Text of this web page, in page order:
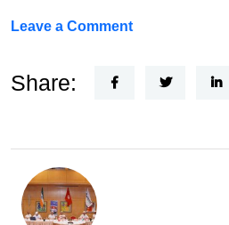
Leave a Commenton
Horizon
la
Share: